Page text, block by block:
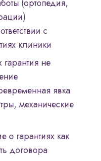
(ортопедия,
с
клиники
не
явка
механические
гарантиях как
договора